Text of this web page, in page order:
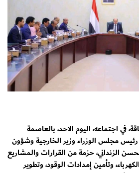
في اجتماعه، اليوم الاحد، بالعاصمة
رئيس مجلس الوزراء وزير الخارجية وشؤون
الزنداني، حزمة من القرارات والمشاريع
وتأمين إمدادات الوقود، وتطوير